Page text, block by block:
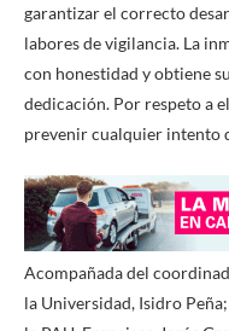
garantizar el correcto
labores de vigilancia. La
con honestidad y obtiene
dedicación. Por respeto a
prevenir cualquier intento
Acompañada del
la Universidad, Isidro